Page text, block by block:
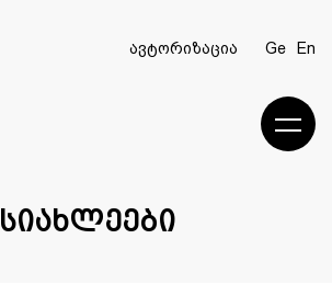
ავტორიზაცია Ge En
სიახლეები